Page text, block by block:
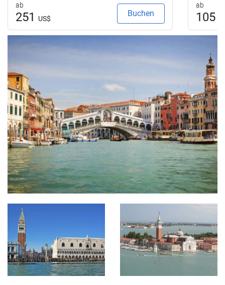
ab
251 US$
Buchen
ab
105